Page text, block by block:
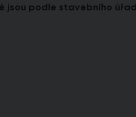
podle stavebního